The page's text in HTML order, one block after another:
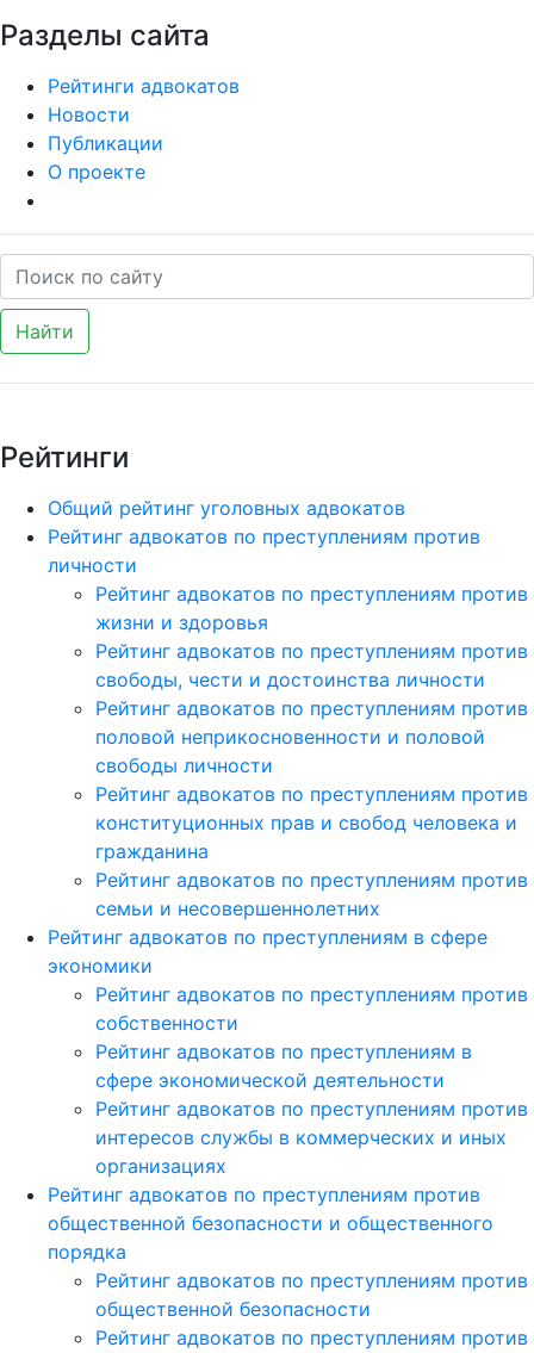
Разделы сайта
Рейтинги адвокатов
Новости
Публикации
О проекте
Найти
Рейтинги
Общий рейтинг уголовных адвокатов
Рейтинг адвокатов по преступлениям против
личности
Рейтинг адвокатов по преступлениям против
жизни и здоровья
Рейтинг адвокатов по преступлениям против
свободы, чести и достоинства личности
Рейтинг адвокатов по преступлениям против
половой неприкосновенности и половой
свободы личности
Рейтинг адвокатов по преступлениям против
конституционных прав и свобод человека и
гражданина
Рейтинг адвокатов по преступлениям против
семьи и несовершеннолетних
Рейтинг адвокатов по преступлениям в сфере
экономики
Рейтинг адвокатов по преступлениям против
собственности
Рейтинг адвокатов по преступлениям в
сфере экономической деятельности
Рейтинг адвокатов по преступлениям против
интересов службы в коммерческих и иных
организациях
Рейтинг адвокатов по преступлениям против
общественной безопасности и общественного
порядка
Рейтинг адвокатов по преступлениям против
общественной безопасности
Рейтинг адвокатов по преступлениям против